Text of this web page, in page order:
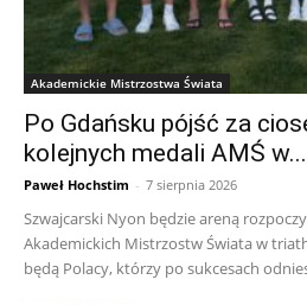
Akademickie Mistrzostwa Świata
Po Gdańsku pójść za
kolejnych medali AMŚ w...
Paweł Hochstim - 7 sierpnia 2026
Szwajcarski Nyon będzie areną
Akademickich Mistrzostw Świata w
będą Polacy, którzy po sukcesach